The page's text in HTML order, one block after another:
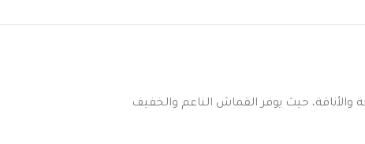
والأناقة، حيث يوفر القماش الناعم والخفيف